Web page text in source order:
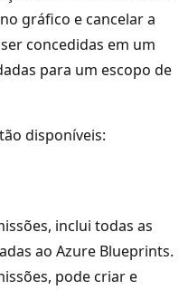
gráfico e cancelar a
concedidas em um
para um escopo de
disponíveis:
inclui todas as
ao Azure Blueprints.
pode criar e